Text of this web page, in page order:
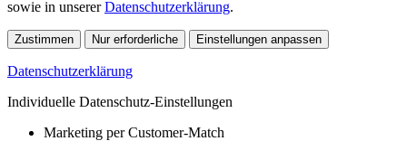
sowie in unsererDatenschutzerklärung.
Zustimmen Nur erforderliche Einstellungen anpassen
Datenschutzerklärung
Individuelle Datenschutz-Einstellungen
Marketing per Customer-Match